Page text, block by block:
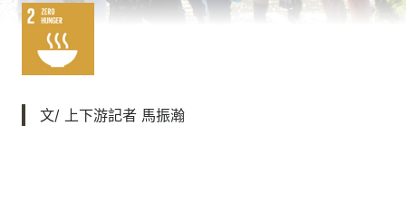
文/ 上下游記者 馬振瀚